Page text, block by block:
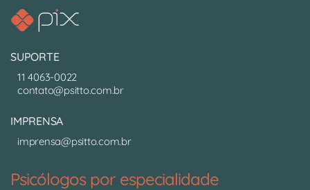
SUPORTE
11 4063-0022
contato@psitto.com.br
IMPRENSA
imprensa@psitto.com.br
Psicólogos por especialidade